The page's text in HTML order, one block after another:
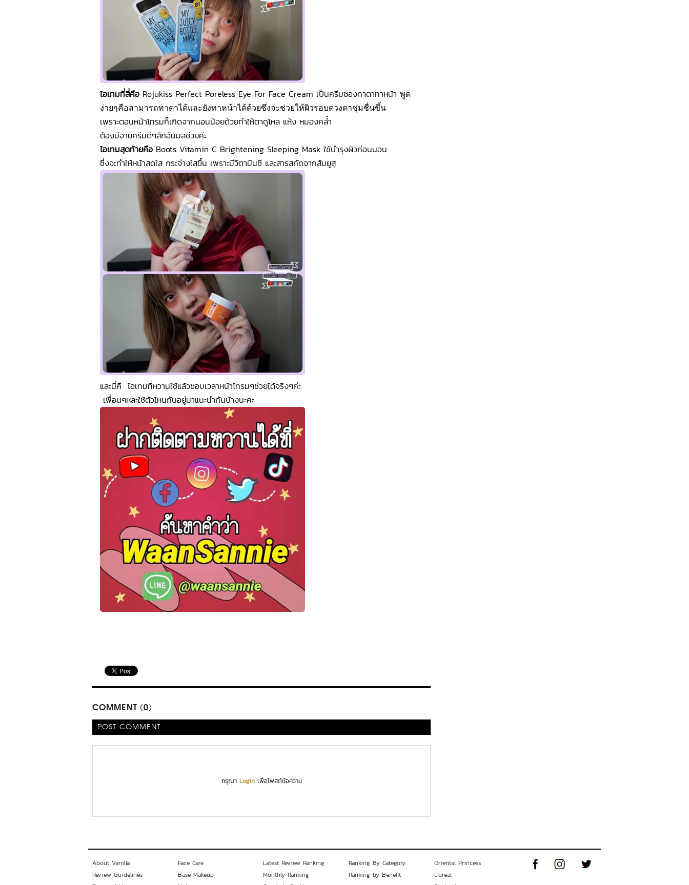
ไอเทมที่สี่คือ Rojukiss Perfect Poreless Eye For Face Cream เป็นครีมซองทาตาทาหน้า พูด
ง่ายๆคือสามารถทาตาได้และยังทาหน้าได้ด้วยซึ่งจะช่วยให้ผิวรอบดวงตาชุ่มชื่นขึ้น
เพราะตอนหน้าโทรมก็เกิดจากนอนน้อยด้วยทำให้ตาดูโหล แห้ง หมองคล้ำ
ต้องมีอายครีมดีๆสักอันมสช่วยค่ะ
ไอเทมสุดท้ายคือ Boots Vitamin C Brightening Sleeping Mask ใช้บำรุงผิวก่อนนอน
ซึ่งจะทำให้หน้าสดใส กระจ่างใสขึ้น เพราะมีวิตามินซี และสารสกัดจากส้มยูสุ
และนี่คื ไอเทมที่หวานใช้แล้วชอบเวลาหน้าโทรมๆช่วยได้จริงๆค่ะ
เพื่อนๆหละใช้ตัวไหนกันอยู่มาแนะนำกันบ้างนะคะ
COMMENT (0)
POST COMMENT
กรุณา Loginเพื่อโพสต์ข้อความ
About Vanilla
Review Guidelines
Face Care
Base Makeup
Latest Review Ranking
Monthly Ranking
Ranking By Category
Ranking by Benefit
Oriental Princess
L'oreal